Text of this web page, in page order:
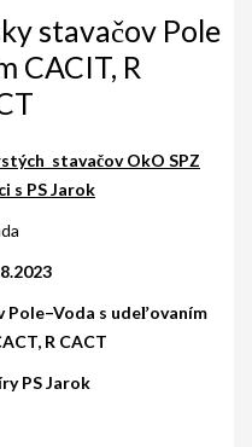
stavačov Pole
CACIT, R
stavačovOkO SPZ
s PS Jarok
Pole–Voda s udeľovaním
R CACT
PS Jarok